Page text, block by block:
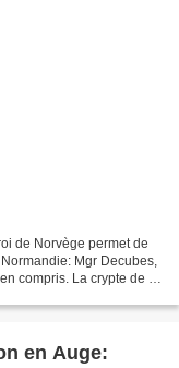
de Norvège permet de
Mgr Decubes,
compris. La crypte de la
en Auge: